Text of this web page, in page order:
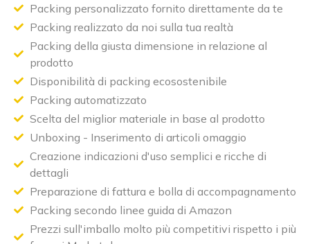
Packing personalizzato fornito direttamente da te
Packing realizzato da noi sulla tua realtà
Packing della giusta dimensione in relazione al
prodotto
Disponibilità di packing ecosostenibile
Packing automatizzato
Scelta del miglior materiale in base al prodotto
Unboxing - Inserimento di articoli omaggio
Creazione indicazioni d'uso semplici e ricche di
dettagli
Preparazione di fattura e bolla di accompagnamento
Packing secondo linee guida di Amazon
Prezzi sull'imballo molto più competitivi rispetto i più